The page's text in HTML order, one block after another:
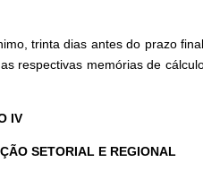
trinta dias antes do prazo
memórias de
IV
SETORIAL E REGIONAL